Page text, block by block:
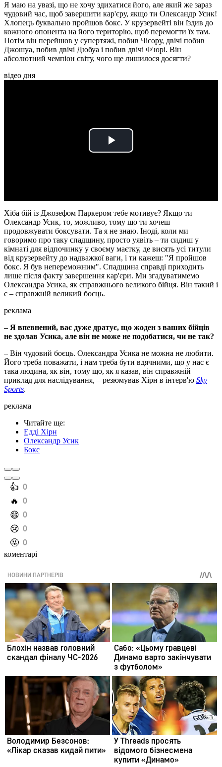
Я маю на увазі, що не хочу здихатися його, але який же зараз
чудовий час, щоб завершити кар'єру, якщо ти Олександр Усик!
Хлопець буквально пройшов бокс. У крузервейті він їздив до
кожного опонента на його територію, щоб перемогти їх там.
Потім він перейшов у супертяжі, побив Чісору, двічі побив
Джошуа, побив двічі Дюбуа і побив двічі Ф'юрі. Він
абсолютний чемпіон світу, чого ще лишилося досягти?
відео дня
Play
Хіба бій із Джозефом Паркером тебе мотивує? Якщо ти
Олександр Усик, то, можливо, тому що ти хочеш
продовжувати боксувати. Та я не знаю. Іноді, коли ми
говоримо про таку спадщину, просто уявіть – ти сидиш у
кімнаті для відпочинку у своєму маєтку, де висять усі титули
від крузервейту до надважкої ваги, і ти кажеш: "Я пройшов
бокс. Я був непереможним". Спадщина справді приходить
лише після факту завершення кар'єри. Ми згадуватимемо
Олександра Усика, як справжнього великого бійця. Він такий і
є – справжній великий боєць.
реклама
– Я впевнений, вас дуже дратує, що жоден з ваших бійців
не здолав Усика, але він не може не подобатися, чи не так?
– Він чудовий боєць. Олександра Усика не можна не любити.
Його треба поважати, і нам треба бути вдячними, що у нас є
така людина, як він, тому що, як я казав, він справжній
приклад для наслідування, – резюмував Хірн в інтерв'ю Sky
Sports.
реклама
Читайте ще:
Едді Хірн
Олександр Усик
Бокс
️👍 0
️🔥 0
️😄 0
️😢 0
️🤬 0
коментарі